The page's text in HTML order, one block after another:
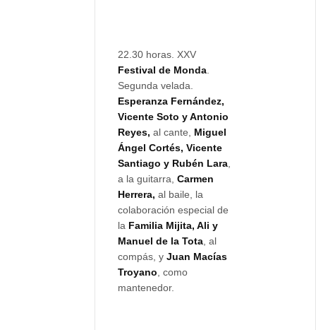
22.30 horas. XXV
Festival de Monda
Segunda velada.
Esperanza Fernández,
Vicente Soto y Antonio
Reyes, al cante, Miguel
Ángel Cortés, Vicente
Santiago y Rubén Lara
a la guitarra,Carmen
Herrera, al baile, la
colaboración especial de
la Familia Mijita, Ali y
Manuel de la Tota , al
compás, yJuan Macías
Troyano , como
mantenedor.